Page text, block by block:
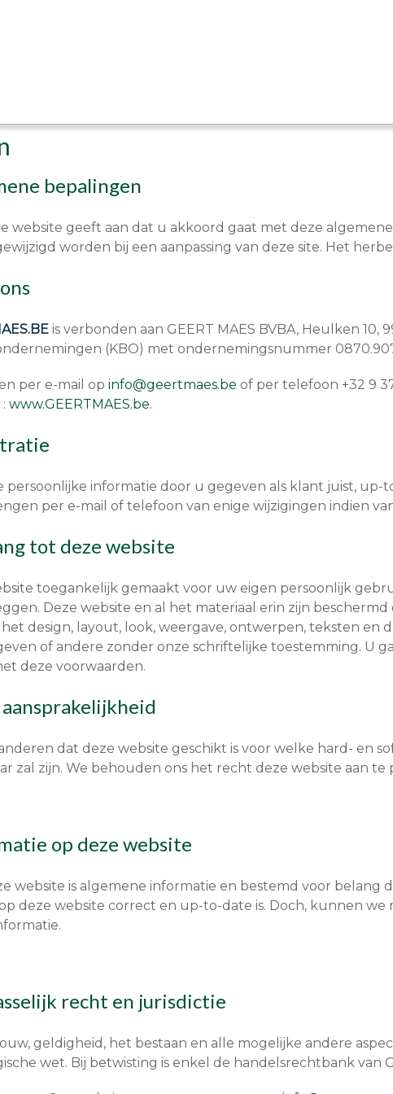
bepalingen
website geeft aan dat u akkoord gaat met deze
worden bij een aanpassing van deze site. Het
is verbonden aan GEERT MAES BVBA, Heulken 10,
(KBO) met ondernemingsnummer
per e-mail op info@geertmaes.be of per telefoon +32 9
www.GEERTMAES.be.
persoonlijke informatie door u gegeven als klant juist,
per e-mail of telefoon van enige wijzigingen indien
tot deze website
toegankelijk gemaakt voor uw eigen persoonlijk
Deze website en al het materiaal erin zijn
design, layout, look, weergave, ontwerpen, teksten en
of andere zonder onze schriftelijke toestemming. U
deze voorwaarden.
dat deze website geschikt is voor welke hard- en
zal zijn. We behouden ons het recht deze website aan
op deze website
website is algemene informatie en bestemd voor
deze website correct en up-to-date is. Doch, kunnen
recht en jurisdictie
geldigheid, het bestaan en alle mogelijke andere
wet. Bij betwisting is enkel de handelsrechtbank van